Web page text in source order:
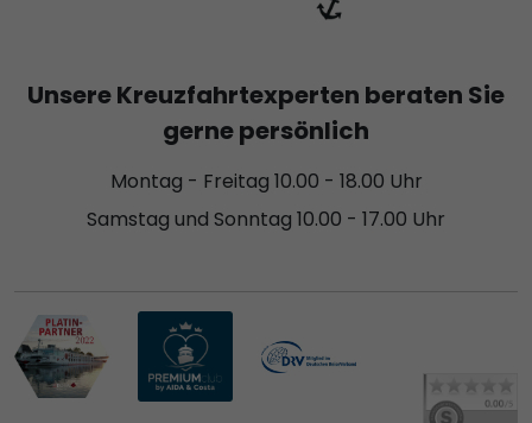
Unsere Kreuzfahrtexperten beraten Sie
gerne persönlich
Montag - Freitag 10.00 - 18.00 Uhr
Samstag und Sonntag 10.00 - 17.00 Uhr